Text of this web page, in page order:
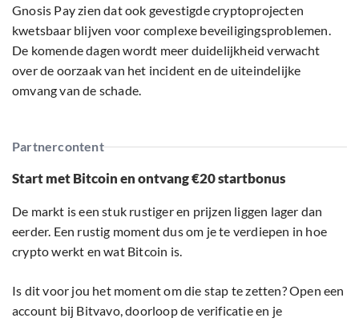
Gnosis Pay zien dat ook gevestigde cryptoprojecten
kwetsbaar blijven voor complexe beveiligingsproblemen.
De komende dagen wordt meer duidelijkheid verwacht
over de oorzaak van het incident en de uiteindelijke
omvang van de schade.
Partnercontent
Start met Bitcoin en ontvang €20 startbonus
De markt is een stuk rustiger en prijzen liggen lager dan
eerder. Een rustig moment dus om je te verdiepen in hoe
crypto werkt en wat Bitcoin is.
Is dit voor jou het moment om die stap te zetten? Open een
account bij Bitvavo, doorloop de verificatie en je